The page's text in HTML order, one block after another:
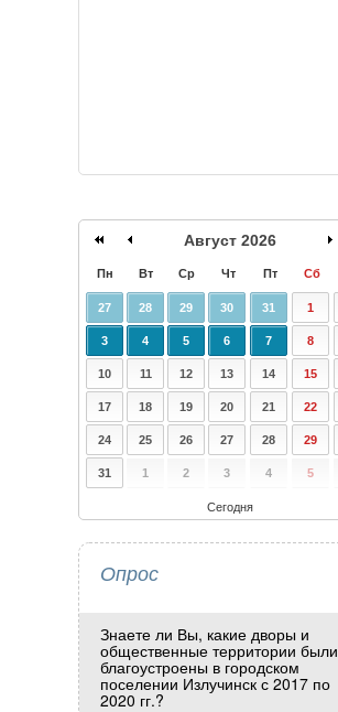
Август 2026
Пн Вт Ср Чт Пт Сб
27 28 29 30 31 1
3 4 5 6 7 8
10 11 12 13 14 15
17 18 19 20 21 22
24 25 26 27 28 29
31 1 2 3 4 5
Сегодня
Опрос
Знаете ли Вы, какие дворы и
общественные территории были
благоустроены в городском
поселении Излучинск с 2017 по
2020 гг.?